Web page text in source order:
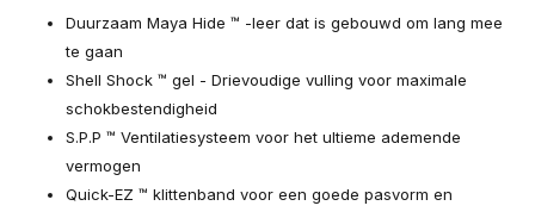
Duurzaam Maya Hide ™ -leer dat is gebouwd om lang mee
te gaan
Shell Shock ™ gel - Drievoudige vulling voor maximale
schokbestendigheid
S.P.P ™ Ventilatiesysteem voor het ultieme ademende
vermogen
Quick-EZ ™ klittenband voor een goede pasvorm en